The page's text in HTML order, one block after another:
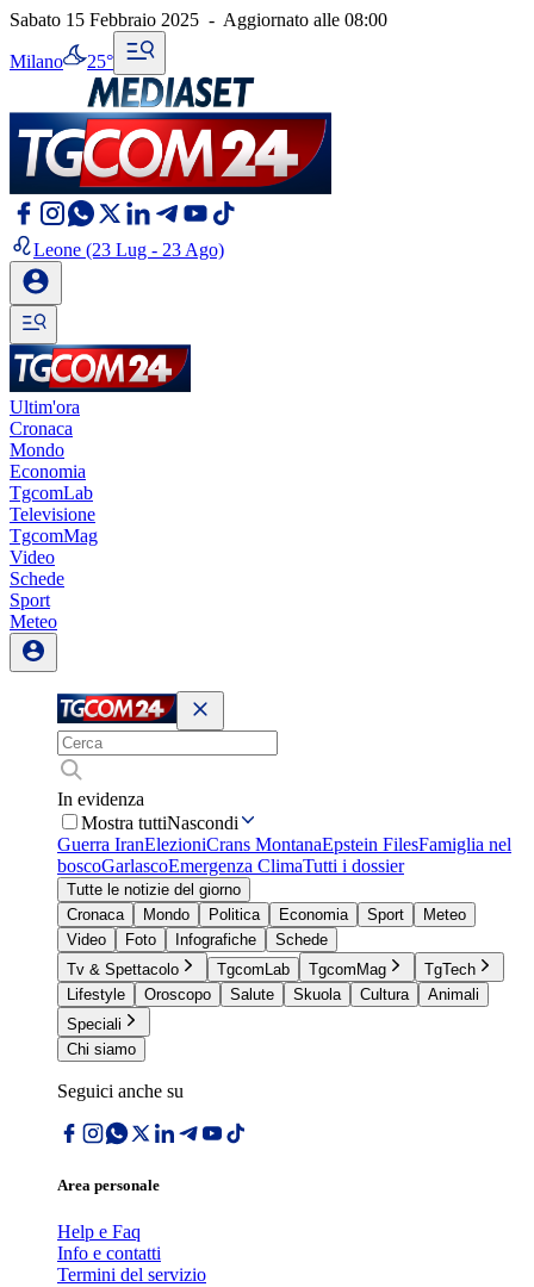
Sabato 15 Febbraio 2025 - Aggiornato alle 08:00
Milano 25°
Leone (23 Lug - 23 Ago)
Ultim'ora
Cronaca
Mondo
Economia
TgcomLab
Televisione
TgcomMag
Video
Schede
Sport
Meteo
In evidenza
Mostra tuttiNascondi
Guerra IranElezioniCrans MontanaEpstein FilesFamiglia nel
boscoGarlascoEmergenza ClimaTutti i dossier
Tutte le notizie del giorno
Cronaca
Mondo Politica Economia Sport
Meteo
Video
Foto Infografiche
Schede
Tv & Spettacolo
TgcomLab TgcomMag
TgTech
Lifestyle
Oroscopo Salute Skuola Cultura
Animali
Speciali
Chi siamo
Seguici anche su
Area personale
Help e Faq
Info e contatti
Termini del servizio